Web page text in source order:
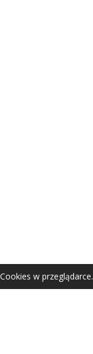
w przeglądarce.